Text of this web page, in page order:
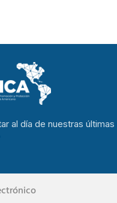
al día de nuestras